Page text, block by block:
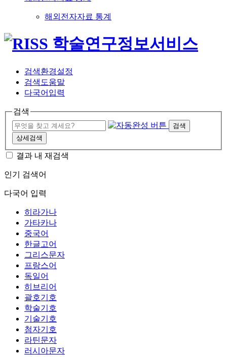
해외전자자료 통계
검색환경설정
검색도움말
다국어입력
검색
검색
상세검색
결과 내 재검색
인기 검색어
다국어 입력
히라가나
가타카나
중국어
한글고어
그리스문자
프랑스어
독일어
히브리어
괄호기호
학술기호
기술기호
첨자기호
라틴문자
러시아문자